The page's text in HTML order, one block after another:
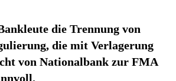
die Trennung von
die mit Verlagerung
von Nationalbank zur FMA